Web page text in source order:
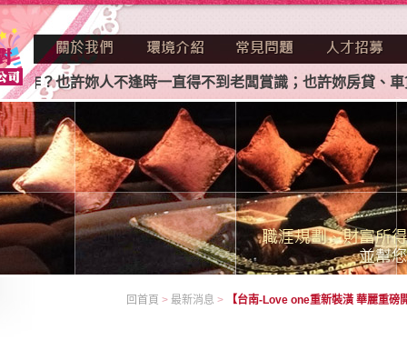
也許妳人不逢時一直得不到老闆賞識；也許妳房貸、車貸
回首頁 > 最新消息 > 【台南-Love one重新裝潢 華麗重